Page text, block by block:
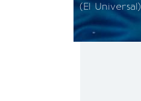
(El Universal)